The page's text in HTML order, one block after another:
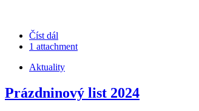
Číst dál
1 attachment
Aktuality
Prázdninový list 2024